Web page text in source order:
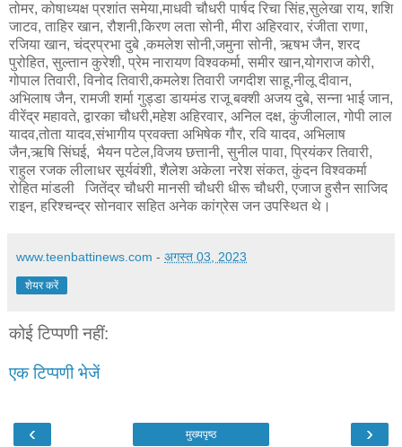
तोमर, कोषाध्यक्ष प्रशांत समेया,माधवी चौधरी पार्षद रिचा सिंह,सुलेखा राय, शशि
जाटव, ताहिर खान, रौशनी,किरण लता सोनी, मीरा अहिरवार, रंजीता राणा,
रजिया खान, चंद्रप्रभा दुबे ,कमलेश सोनी,जमुना सोनी, ऋषभ जैन, शरद
पुरोहित, सुल्तान कुरेशी, प्रेम नारायण विश्वकर्मा, समीर खान,योगराज कोरी,
गोपाल तिवारी, विनोद तिवारी,कमलेश तिवारी जगदीश साहू,नीलू दीवान,
अभिलाष जैन, रामजी शर्मा गुड्डा डायमंड राजू बक्शी अजय दुबे, सन्ना भाई जान,
वीरेंद्र महावते, द्वारका चौधरी,महेश अहिरवार, अनिल दक्ष, कुंजीलाल, गोपी लाल
यादव,तोता यादव,संभागीय प्रवक्ता अभिषेक गौर, रवि यादव, अभिलाष
जैन,ऋषि सिंघई, भैयन पटेल,विजय छत्तानी, सुनील पावा, प्रियंकर तिवारी,
राहुल रजक लीलाधर सूर्यवंशी, शैलेश अकेला नरेश संकत, कुंदन विश्वकर्मा
रोहित मांडली जितेंद्र चौधरी मानसी चौधरी धीरू चौधरी, एजाज हुसैन साजिद
राइन, हरिश्चन्द्र सोनवार सहित अनेक कांग्रेस जन उपस्थित थे।
www.teenbattinews.com - अगस्त 03, 2023
शेयर करें
कोई टिप्पणी नहीं:
एक टिप्पणी भेजें
‹ ›
मुख्यपृष्ठ